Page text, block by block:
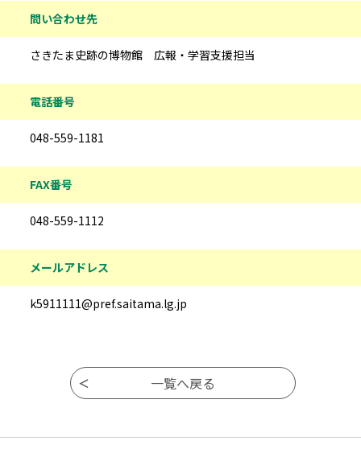
問い合わせ先
さきたま史跡の博物館 広報・学習支援担当
電話番号
048-559-1181
FAX番号
048-559-1112
メールアドレス
k5911111@pref.saitama.lg.jp